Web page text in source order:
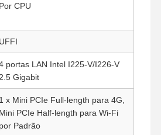
Por CPU
UFFI
portas LAN Intel I225-V/I226-V
2.5 Gigabit
1 x Mini PCIe Full-length para 4G,
Mini PCIe Half-length para Wi-Fi
por Padrão